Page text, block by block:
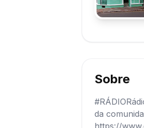
Sobre
da
https://